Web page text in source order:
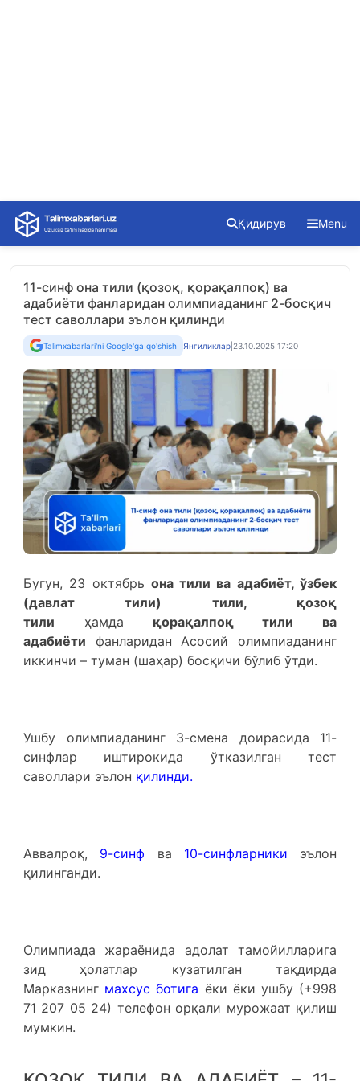
Skip
content
Қидирув Menu
11-синф она тили (қозоқ, қорақалпоқ) ва
адабиёти фанларидан олимпиаданинг 2-босқич
тест саволлари эълон қилинди
Talimxabarlari'ni Google'ga qo'shish Янгиликлар 23.10.2025 17:20
Бугун, 23 октябрь она тили ва адабиёт, ўзбек
(давлат тили) тили, қозоқ
тили ҳамда қорақалпоқ тили ва
адабиёти фанларидан Асосий олимпиаданинг
иккинчи – туман (шаҳар) босқичи бўлиб ўтди.
Ушбу олимпиаданинг 3-смена доирасида 11-
синфлар иштирокида ўтказилган тест
саволлари эълон қилинди.
Аввалроқ, 9-синф ва 10-синфларники эълон
қилинганди.
Олимпиада жараёнида адолат тамойилларига
зид ҳолатлар кузатилган тақдирда
Марказнинг махсус ботига ёки ёки ушбу (+998
71 207 05 24) телефон орқали мурожаат қилиш
мумкин.